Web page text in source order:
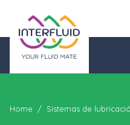
Home Sistemas de